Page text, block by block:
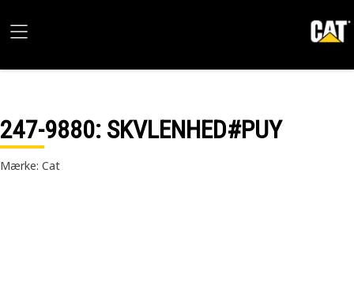
247-9880: SKVLENHED#PUY
Mærke: Cat